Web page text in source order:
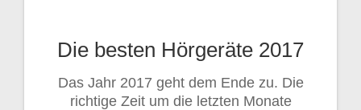
Die besten Hörgeräte 2017
Das Jahr 2017 geht dem Ende zu. Die
richtige Zeit um die letzten Monate